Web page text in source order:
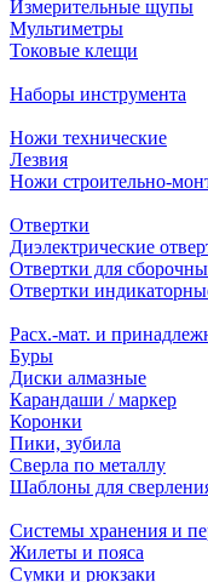
Измерительные щупы
Мультиметры
Токовые клещи
Наборы инструмента
Ножи технические
Лезвия
Ножи строительно-
Отвертки
Диэлектрические
Отвертки для
Отвертки
Расх.-мат. и
Буры
Диски алмазные
Карандаши / маркер
Коронки
Пики, зубила
Сверла по металлу
Шаблоны для
Системы хранения и
Жилеты и пояса
Сумки и рюкзаки